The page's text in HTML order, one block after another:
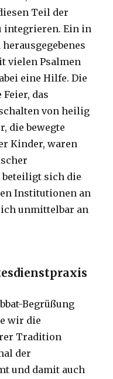
Teil der
integrieren. Ein in
vielen Psalmen
eine Hilfe. Die
das
von heilig
die bewegte
Kinder, waren
sich die
Institutionen an
unmittelbar an
Begrüßung
wir die
Tradition
der
und damit auch